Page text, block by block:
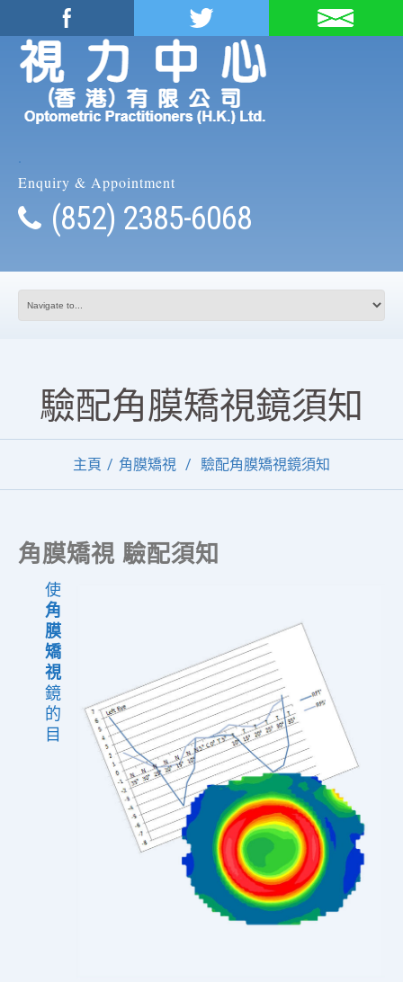
Enquiry & Appointment
(852) 2385-6068
驗配角膜矯視鏡須知
主頁 角膜矯視 驗配角膜矯視鏡須知
角膜矯視 驗配須知
使
角
膜
矯
視
鏡
的
目